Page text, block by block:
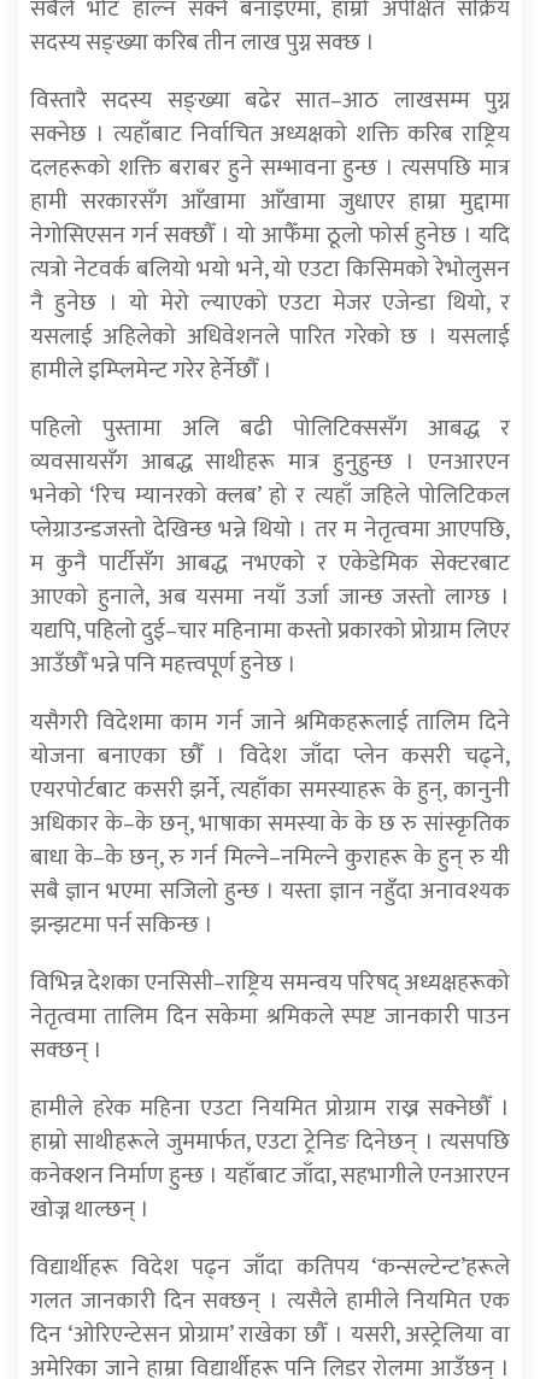
सबैले भोट हाल्न सक्ने बनाइएमा, हाम्रो अपेक्षित सक्रिय
सदस्य सङ्ख्या करिब तीन लाख पुग्न सक्छ ।
विस्तारै सदस्य सङ्ख्या बढेर सात–आठ लाखसम्म पुग्न
सक्नेछ । त्यहाँबाट निर्वाचित अध्यक्षको शक्ति करिब राष्ट्रिय
दलहरूको शक्ति बराबर हुने सम्भावना हुन्छ । त्यसपछि मात्र
हामी सरकारसँग आँखामा आँखामा जुधाएर हाम्रा मुद्दामा
नेगोसिएसन गर्न सक्छौँ । यो आफैँमा ठूलो फोर्स हुनेछ । यदि
त्यत्रो नेटवर्क बलियो भयो भने, यो एउटा किसिमको रेभोलुसन
नै हुनेछ । यो मेरो ल्याएको एउटा मेजर एजेन्डा थियो, र
यसलाई अहिलेको अधिवेशनले पारित गरेको छ । यसलाई
हामीले इम्प्लिमेन्ट गरेर हेर्नेछौँ ।
पहिलो पुस्तामा अलि बढी पोलिटिक्ससँग आबद्ध र
व्यवसायसँग आबद्ध साथीहरू मात्र हुनुहुन्छ । एनआरएन
भनेको ‘रिच म्यानरको क्लब’ हो र त्यहाँ जहिले पोलिटिकल
प्लेग्राउन्डजस्तो देखिन्छ भन्ने थियो । तर म नेतृत्वमा आएपछि,
म कुनै पार्टीसँग आबद्ध नभएको र एकेडेमिक सेक्टरबाट
आएको हुनाले, अब यसमा नयाँ उर्जा जान्छ जस्तो लाग्छ ।
यद्यपि, पहिलो दुई–चार महिनामा कस्तो प्रकारको प्रोग्राम लिएर
आउँछौँ भन्ने पनि महत्त्वपूर्ण हुनेछ ।
यसैगरी विदेशमा काम गर्न जाने श्रमिकहरूलाई तालिम दिने
योजना बनाएका छौँ । विदेश जाँदा प्लेन कसरी चढ्ने,
एयरपोर्टबाट कसरी झर्ने, त्यहाँका समस्याहरू के हुन्, कानुनी
अधिकार के–के छन्, भाषाका समस्या के के छ रु सांस्कृतिक
बाधा के–के छन्, रु गर्न मिल्ने–नमिल्ने कुराहरू के हुन् रु यी
सबै ज्ञान भएमा सजिलो हुन्छ । यस्ता ज्ञान नहुँदा अनावश्यक
झन्झटमा पर्न सकिन्छ ।
विभिन्न देशका एनसिसी–राष्ट्रिय समन्वय परिषद् अध्यक्षहरूको
नेतृत्वमा तालिम दिन सकेमा श्रमिकले स्पष्ट जानकारी पाउन
सक्छन् ।
हामीले हरेक महिना एउटा नियमित प्रोग्राम राख्न सक्नेछौँ ।
हाम्रो साथीहरूले जुममार्फत, एउटा ट्रेनिङ दिनेछन् । त्यसपछि
कनेक्शन निर्माण हुन्छ । यहाँबाट जाँदा, सहभागीले एनआरएन
खोज्न थाल्छन् ।
विद्यार्थीहरू विदेश पढ्न जाँदा कतिपय ‘कन्सल्टेन्ट’हरूले
गलत जानकारी दिन सक्छन् । त्यसैले हामीले नियमित एक
दिन ‘ओरिएन्टेसन प्रोग्राम’ राखेका छौँ । यसरी, अस्ट्रेलिया वा
अमेरिका जाने हाम्रा विद्यार्थीहरू पनि लिडर रोलमा आउँछन् ।